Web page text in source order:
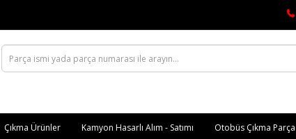
Çıkma Ürünler Kamyon Hasarlı Alım - Satımı Otobüs Çıkma Parça